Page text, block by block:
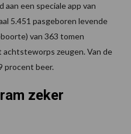
een speciale app van
5.451 pasgeboren levende
van 363 tomen
zeugen. Van de
procent beer.
zeker